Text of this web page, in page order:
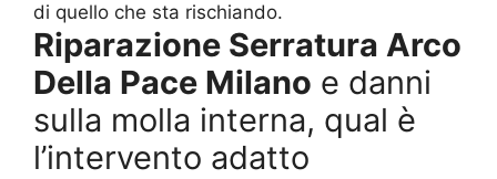
di quello che sta rischiando.
Riparazione Serratura Arco
Della Pace Milano e danni
sulla molla interna, qual è
l’intervento adatto